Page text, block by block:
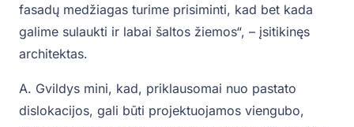
fasadų medžiagas turime prisiminti, kad bet kada
galime sulaukti ir labai šaltos žiemos“, – įsitikinęs
architektas.
A. Gvildys mini, kad, priklausomai nuo pastato
dislokacijos, gali būti projektuojamos viengubo,